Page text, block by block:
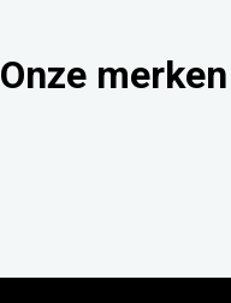
Onze merken